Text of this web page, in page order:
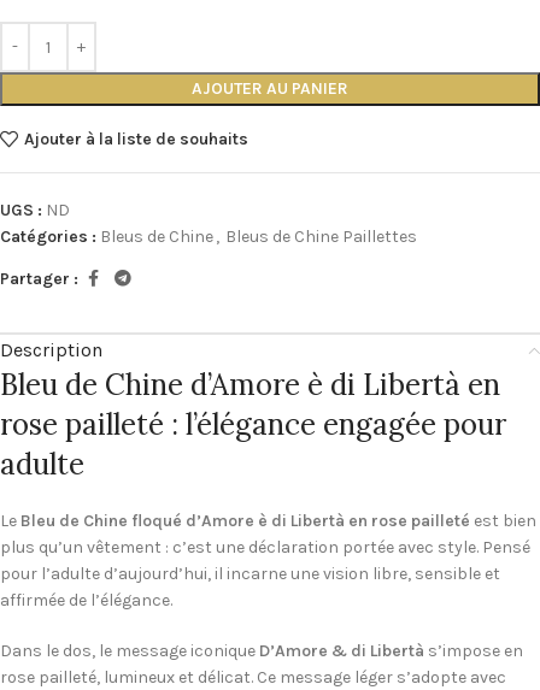
AJOUTER AU PANIER
Ajouter à la liste de souhaits
UGS : ND
Catégories : Bleus de Chine, Bleus de Chine Paillettes
Partager :
Description
Bleu de Chine d’Amore è di Libertà en
rose pailleté : l’élégance engagée pour
adulte
Le Bleu de Chine floqué d’Amore è di Libertà en rose pailleté est bien
plus qu’un vêtement : c’est une déclaration portée avec style. Pensé
pour l’adulte d’aujourd’hui, il incarne une vision libre, sensible et
affirmée de l’élégance.
Dans le dos, le message iconique D’Amore & di Libertà s’impose en
rose pailleté, lumineux et délicat. Ce message léger s’adopte avec